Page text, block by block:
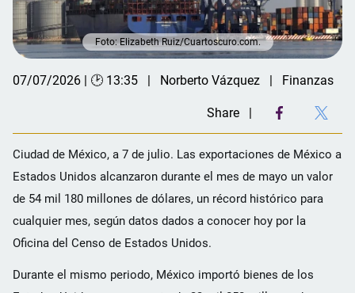
Foto: Elizabeth Ruiz/Cuartoscuro.com.
07/07/2026 | 🕑 13:35 Norberto Vázquez Finanzas
Share
Ciudad de México, a 7 de julio. Las exportaciones de México a
Estados Unidos alcanzaron durante el mes de mayo un valor
de 54 mil 180 millones de dólares, un récord histórico para
cualquier mes, según datos dados a conocer hoy por la
Oficina del Censo de Estados Unidos.
Durante el mismo periodo, México importó bienes de los